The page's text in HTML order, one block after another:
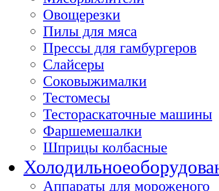
Овощерезки
Пилы для мяса
Прессы для гамбургеров
Слайсеры
Соковыжималки
Тестомесы
Тестораскаточные машины
Фаршемешалки
Шприцы колбасные
Холодильное
Аппараты для мороженого